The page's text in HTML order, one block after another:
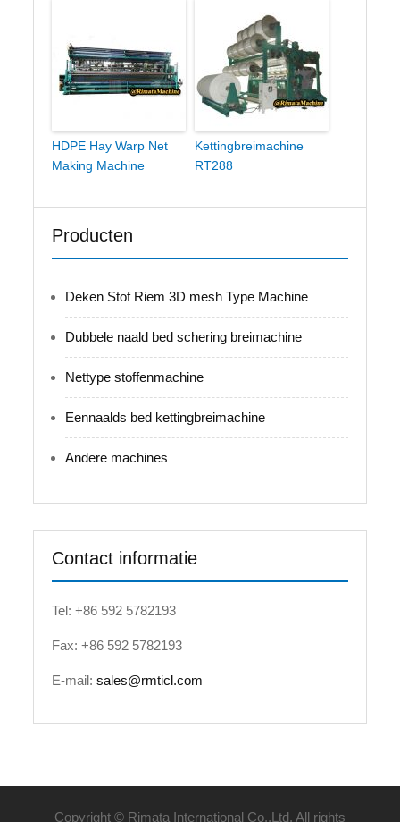
HDPE Hay Warp Net
Making Machine
Kettingbreimachine
RT288
Producten
Deken Stof Riem 3D mesh Type Machine
Dubbele naald bed schering breimachine
Nettype stoffenmachine
Eennaalds bed kettingbreimachine
Andere machines
Contact informatie
Tel: +86 592 5782193
Fax: +86 592 5782193
E-mail:sales@rmticl.com
Copyright © Rimata International Co.,Ltd. All rights